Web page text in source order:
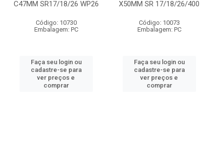
C47MM SR17/18/26 WP26
Código: 10730
Embalagem: PC
Faça seu login ou
cadastre-se para
ver preços e
comprar
X50MM SR 17/18/26/400
Código: 10073
Embalagem: PC
Faça seu login ou
cadastre-se para
ver preços e
comprar